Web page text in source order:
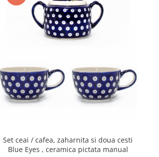
Set ceai / cafea, zaharnita si doua cesti
Blue Eyes , ceramica pictata manual